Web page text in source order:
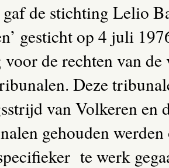
de stichting Lelio
gesticht op 4 juli
de rechten van de
Deze
van Volkeren en
gehouden
te werk